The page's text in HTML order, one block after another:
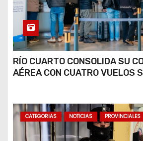
RÍO CUARTO CONSOLIDA SU
AÉREA CON CUATRO VUELOS
CATEGORIAS NOTICIAS PROVINCIALES